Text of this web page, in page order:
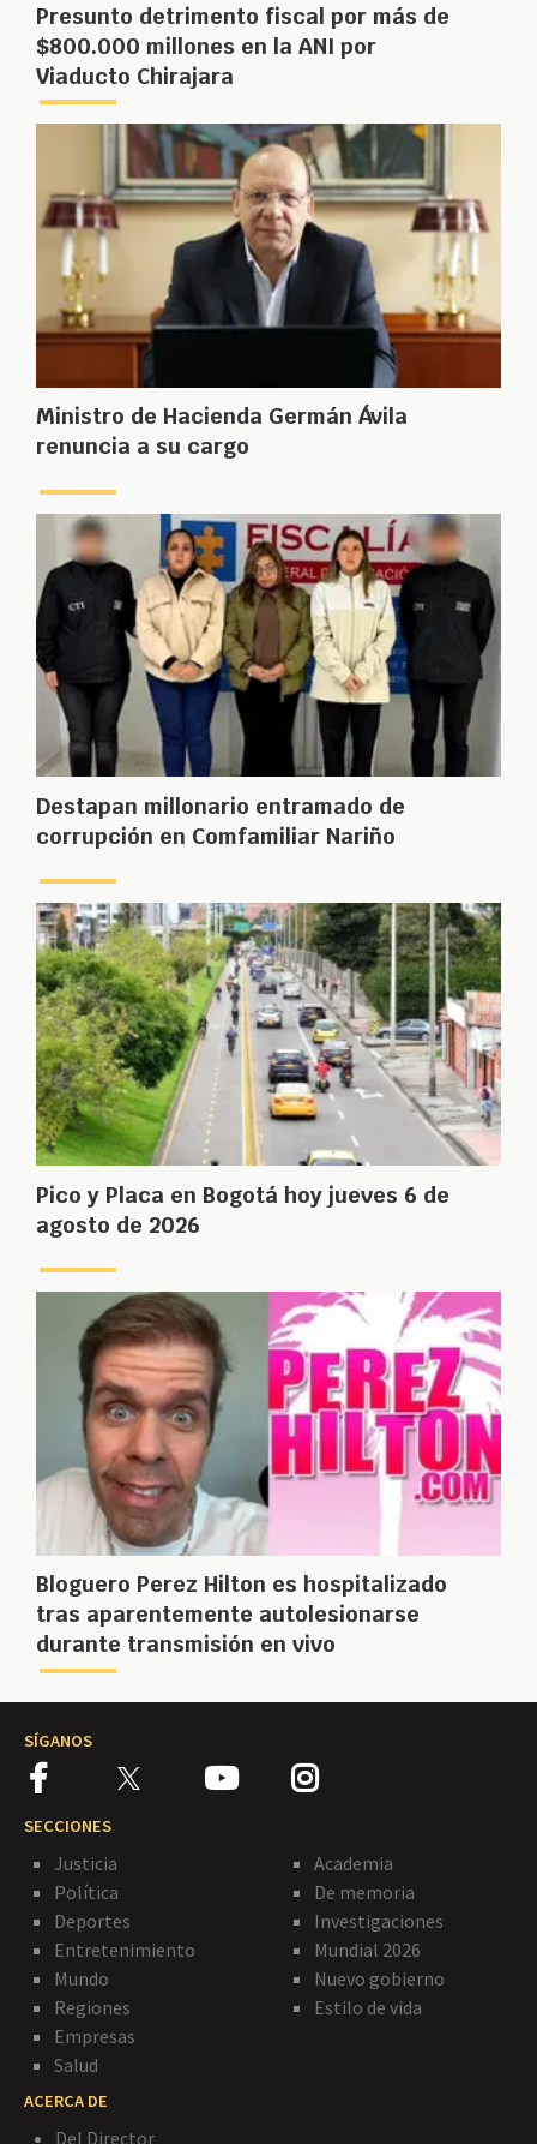
Presunto detrimento fiscal por más de
$800.000 millones en la ANI por
Viaducto Chirajara
Ministro de Hacienda Germán Ávila
renuncia a su cargo
Destapan millonario entramado de
corrupción en Comfamiliar Nariño
Pico y Placa en Bogotá hoy jueves 6 de
agosto de 2026
Bloguero Perez Hilton es hospitalizado
tras aparentemente autolesionarse
durante transmisión en vivo
SÍGANOS
SECCIONES
Justicia
Política
Deportes
Entretenimiento
Mundo
Regiones
Empresas
Salud
Academia
De memoria
Investigaciones
Mundial 2026
Nuevo gobierno
Estilo de vida
ACERCA DE
Del Director